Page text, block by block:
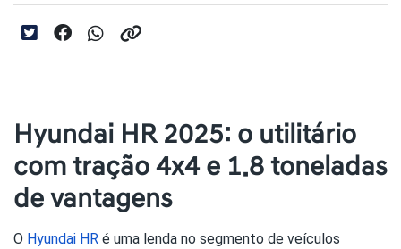
Hyundai HR 2025: o utilitário
com tração 4x4 e 1.8 toneladas
de vantagens
O Hyundai HR é uma lenda no segmento de veículos